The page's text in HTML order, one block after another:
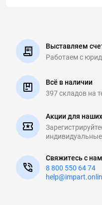
Выставляем
Работаем с
Всё в наличии
397 складов на
Акции для
Свяжитесь с
8 800 550 64 74